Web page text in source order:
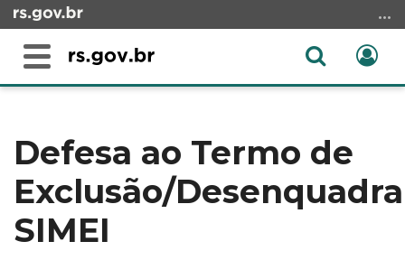
para
conteúdo
menu
para
busca
Alterna
Abrir
conteúdo
Defesa ao Termo de
Exclusão/
SIMEI